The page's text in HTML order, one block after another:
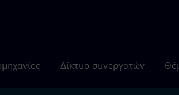
Δίκτυο συνεργατών